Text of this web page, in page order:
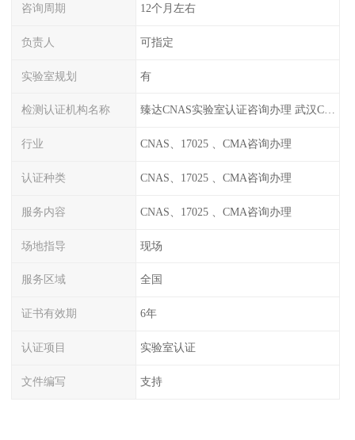
咨询周期 12个月左右
负责人 可指定
实验室规划 有
检测认证机构名称 臻达CNAS实验室认证咨询办理 武汉CNAS实验室认可办理
行业 CNAS、17025 、CMA咨询办理
认证种类 CNAS、17025 、CMA咨询办理
服务内容 CNAS、17025 、CMA咨询办理
场地指导 现场
服务区域 全国
证书有效期 6年
认证项目 实验室认证
文件编写 支持